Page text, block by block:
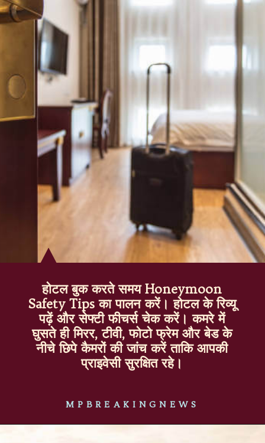
MPBREAKINGNEWS
होटल बुक करते समय Honeymoon
Safety Tips का पालन करें। होटल के रिव्यू
पढ़ें और सेफ्टी फीचर्स चेक करें। कमरे में
घुसते ही मिरर, टीवी, फोटो फ्रेम और बेड के
नीचे छिपे कैमरों की जांच करें ताकि आपकी
प्राइवेसी सुरक्षित रहे।